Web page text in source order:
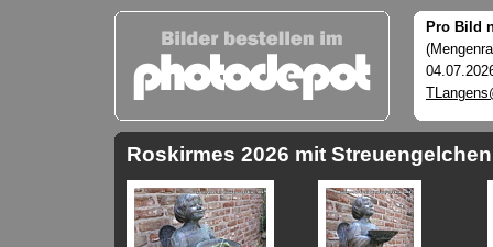
Pro Bild
Roskirmes 2026 mit